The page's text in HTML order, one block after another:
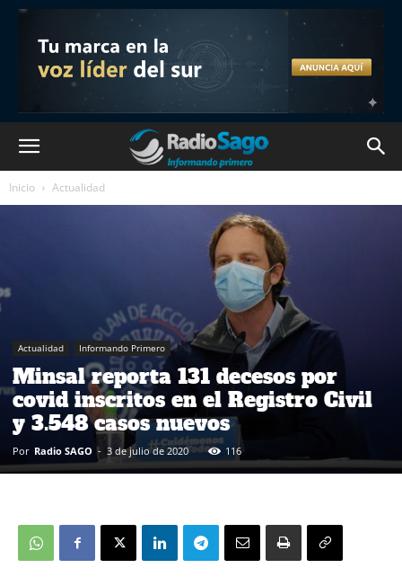
Inicio Actualidad
Actualidad Informando Primero
Minsal reporta 131 decesos por
covid inscritos en el Registro Civil
y 3.548 casos nuevos
Por Radio SAGO - 3 de julio de 2020 116